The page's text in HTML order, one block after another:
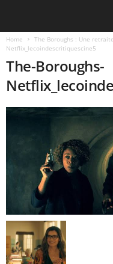
Home The Boroughs : Une
Netflix_lecoindescritiquescine5
The-Boroughs-